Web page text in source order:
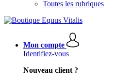
Toutes les rubriques
Mon compte
Identifiez-vous
Nouveau client ?